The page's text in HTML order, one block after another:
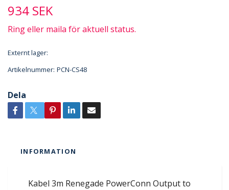
934 SEK
Ring eller maila för aktuell status.
Externt lager:
Artikelnummer: PCN-CS48
Dela
INFORMATION
Kabel 3m Renegade PowerConn Output to